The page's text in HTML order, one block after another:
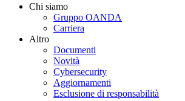
Chi siamo
Gruppo OANDA
Carriera
Altro
Documenti
Novità
Cybersecurity
Aggiornamenti
Esclusione di responsabilità